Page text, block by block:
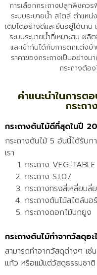
การเลือกกระถางปลูกพืชคว
ระบบระบายน้ำ สไตล์ ตำแหน่
เติบโตอย่างดีและยืนอยู่ได้นาน
ระบบระบายน้ำที่เหมาะสม ผ
และเข้ากันได้กับการตกแต่ง
ราคาของกระถางเป็นอย่าง
กระถางต้อ
คำแนะนำในการ
กระถ
กระถางต้นไม้ดีที่สุดในปี
กระถางต้นไม้ 5 อันนี้ได้รับ
เรา
กระถาง VEG-TABLE
กระถาง SJ.07
กระถางทรงสี่เหลี่ยมลี่
กระถางต้นไม้สไตล์นอ
กระถางดอกไม้นกยูง
กระถางต้นไม้ทำจากวัสดุอะ
สามารถทำจากวัสดุต่างๆ เช่
แก้ว หรือแม้แต่วัสดุธรรมชาติ